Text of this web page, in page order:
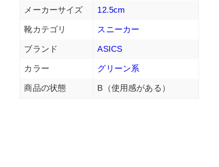
メーカーサイズ 12.5cm
靴カテゴリ スニーカー
ブランド ASICS
カラー グリーン系
商品の状態 B（使用感がある）